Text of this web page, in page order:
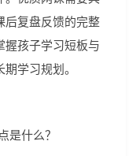
后复盘反馈的完整
握孩子学习短板与
学习规划。
是什么？